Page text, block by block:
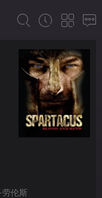
劳伦斯